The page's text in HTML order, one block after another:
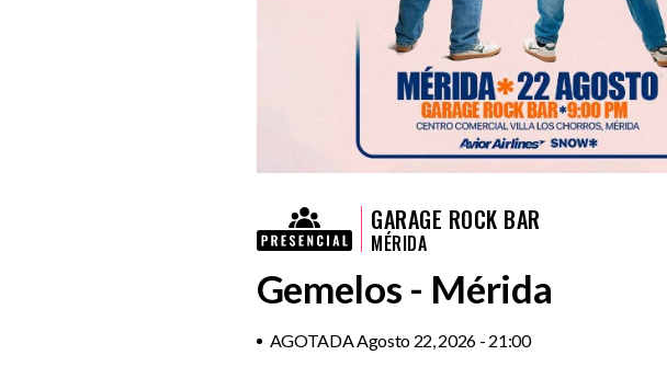
GARAGE ROCK BAR
MÉRIDA
Gemelos - Mérida
AGOTADA Agosto 22, 2026 - 21:00